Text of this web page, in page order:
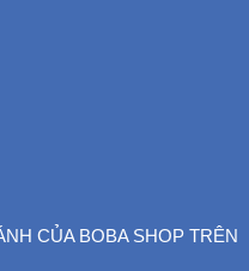
CỦA BOBA SHOP TRÊN